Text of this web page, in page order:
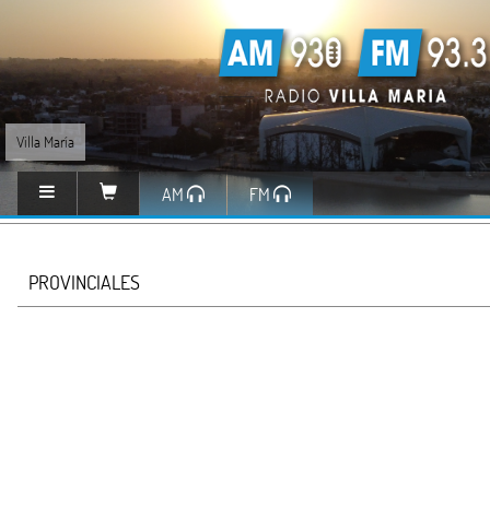
Villa María
AM FM
PROVINCIALES